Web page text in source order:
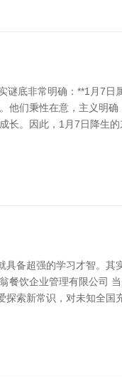
底非常明确：**1月7
们秉性在意，主义明
。因此，1月7日降生
备超强的学习才智。其
饮企业管理有限公司
索新常识，对未知全